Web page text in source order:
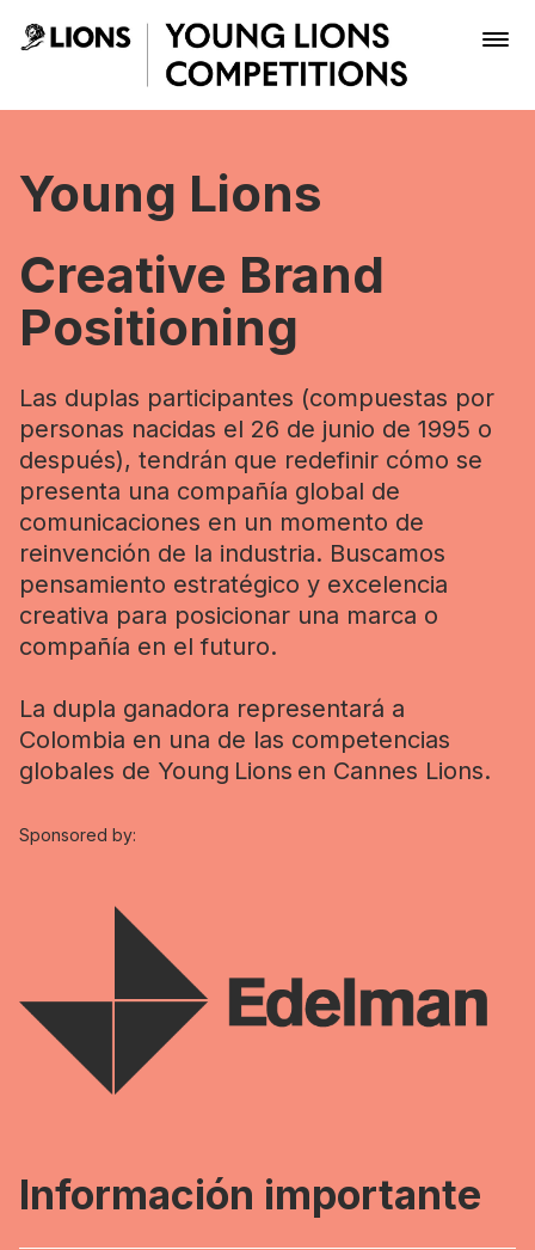
Skip to Main Content
Inscribir
Boletería
Young Lions
Creative Brand
Positioning
Las duplas participantes (compuestas por
personas nacidas el 26 de junio de 1995 o
después), tendrán que redefinir cómo se
presenta una compañía global de
comunicaciones en un momento de
reinvención de la industria. Buscamos
pensamiento estratégico y excelencia
creativa para posicionar una marca o
compañía en el futuro.
La dupla ganadora representará a
Colombia en una de las competencias
globales de Young Lions en Cannes Lions.
Sponsored by:
Información importante